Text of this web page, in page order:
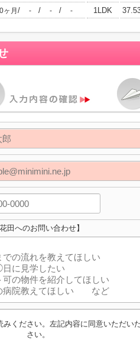
0ヶ月 / - / - / - 1LDK
田へのお問い合わせ】
みください。左記内容に同意いただい
さい。